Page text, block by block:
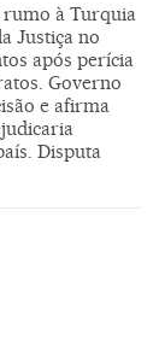
rumo à Turquia
Justiça no
após perícia
Governo
e afirma
Disputa